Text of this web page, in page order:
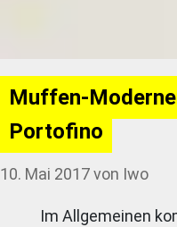
Muffen-
Portofino
10. Mai 2017von Iwo
Im Allgemeinen